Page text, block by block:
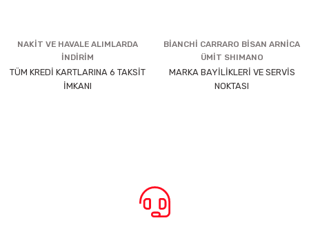
NAKİT VE HAVALE ALIMLARDA
İNDİRİM
TÜM KREDİ KARTLARINA 6 TAKSİT
İMKANI
BİANCHİ CARRARO BİSAN ARNİCA
ÜMİT SHIMANO
MARKA BAYİLİKLERİ VE SERVİS
NOKTASI